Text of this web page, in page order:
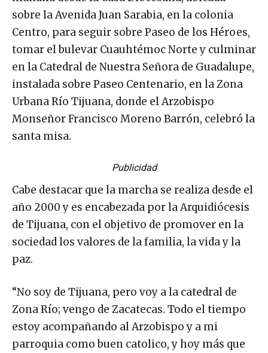
sobre la Avenida Juan Sarabia, en la colonia
Centro, para seguir sobre Paseo de los Héroes,
tomar el bulevar Cuauhtémoc Norte y culminar
en la Catedral de Nuestra Señora de Guadalupe,
instalada sobre Paseo Centenario, en la Zona
Urbana Río Tijuana, donde el Arzobispo
Monseñor Francisco Moreno Barrón, celebró la
santa misa.
Publicidad
Cabe destacar que la marcha se realiza desde el
año 2000 y es encabezada por la Arquidiócesis
de Tijuana, con el objetivo de promover en la
sociedad los valores de la familia, la vida y la
paz.
“No soy de Tijuana, pero voy a la catedral de
Zona Río; vengo de Zacatecas. Todo el tiempo
estoy acompañando al Arzobispo y a mi
parroquia como buen catolico, y hoy más que